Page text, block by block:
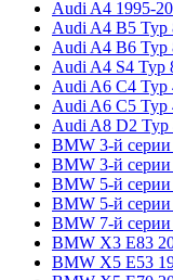
Audi A4 1995-
Audi A4 B5 Typ
Audi A4 B6 Typ
Audi A4 S4 Typ
Audi A6 C4 Typ
Audi A6 C5 Typ
Audi A8 D2 Typ
BMW 3-й серии
BMW 3-й
BMW 5-й
BMW 5-й
BMW 7-й серии
BMW X3 E83
BMW X5 E53